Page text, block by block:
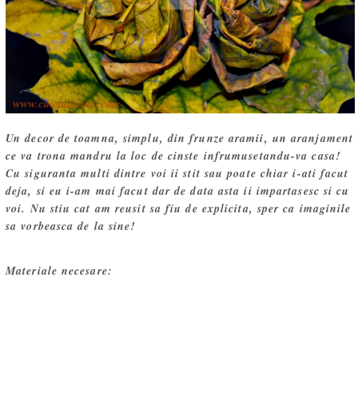
Un decor de toamna, simplu, din frunze aramii, un aranjament
ce va trona mandru la loc de cinste infrumusetandu-va casa!
Cu siguranta multi dintre voi ii stit sau poate chiar i-ati facut
deja, si eu i-am mai facut dar de data asta ii impartasesc si cu
voi. Nu stiu cat am reusit sa fiu de explicita, sper ca imaginile
sa vorbeasca de la sine!
Materiale necesare: